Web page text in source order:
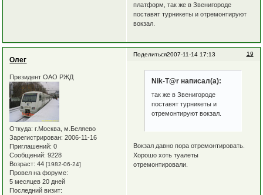
платформ, так же в Звенигороде
поставят турникеты и отремонтируют
вокзал.
Поделиться 19
2007-11-14 17:13
Олег
Президент ОАО РЖД
Откуда: г.Москва, м.Беляево
Зарегистрирован: 2006-11-16
Приглашений: 0
Сообщений: 9228
Возраст: 44[1982-06-24]
Провел на форуме:
5 месяцев 20 дней
Последний визит:
Nik-T@r написал(а):
так же в Звенигороде
поставят турникеты и
отремонтируют вокзал.
Вокзал давно пора отремонтировать.
Хорошо хоть туалеты
отремонтировали.